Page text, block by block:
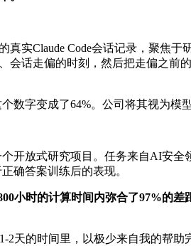
实Claude Code会话记录，聚焦
话走偏的时刻，然后把走偏之前
数字变成了64%。公司将其视为模
开放式研究项目。任务来自AI安
确答案训练后的表现。
小时的计算时间内弥合了97%的差
2天的时间里，以极少来自我的帮